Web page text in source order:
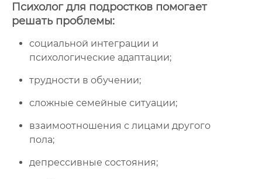
Психолог для подростков помогает
решать проблемы:
социальной интеграции и
психологические адаптации;
трудности в обучении;
сложные семейные ситуации;
взаимоотношения с лицами другого
пола;
депрессивные состояния;